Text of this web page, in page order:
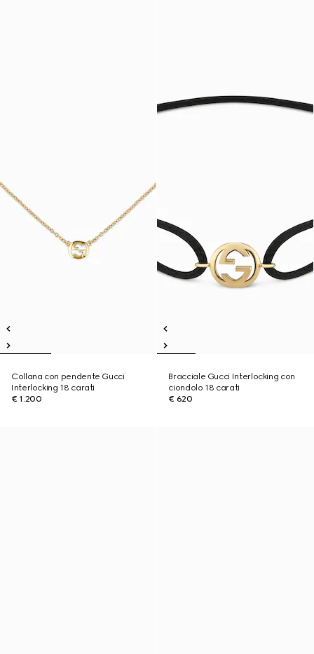
Collana con pendente Gucci
Interlocking 18 carati
€ 1.200
Bracciale Gucci Interlocking con
ciondolo 18 carati
€ 620